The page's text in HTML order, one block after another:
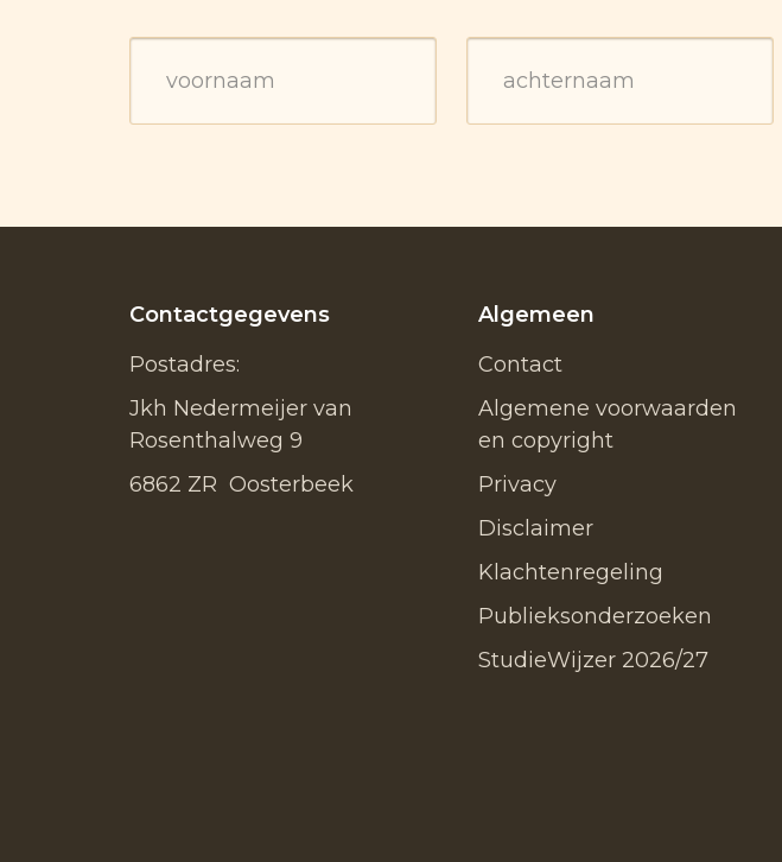
Contactgegevens
Postadres:
Jkh Nedermeijer van
Rosenthalweg 9
6862 ZR Oosterbeek
Algemeen
Contact
Algemene voorwaarden
en copyright
Privacy
Disclaimer
Klachtenregeling
Publieksonderzoeken
StudieWijzer 2026/27